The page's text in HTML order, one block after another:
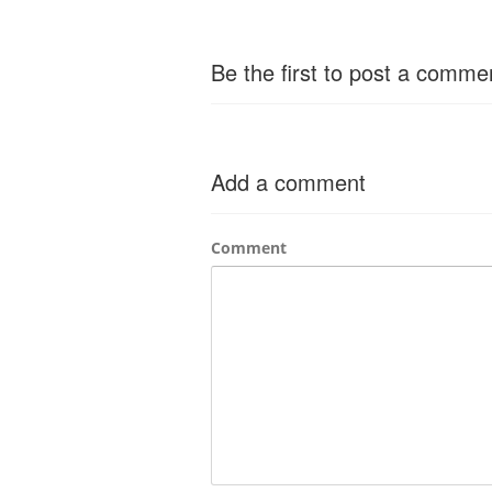
Be the first to post a
Add a comment
Comment